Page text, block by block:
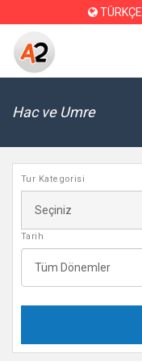
TÜRKÇE
Hac ve Umre
Tur Kategorisi
Tarih